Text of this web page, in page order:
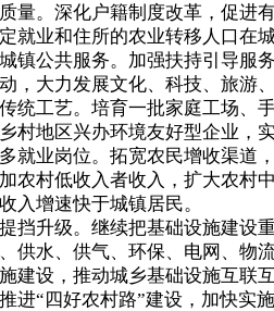
量。深化户籍制度改革，促进
就业和住所的农业转移人口在
镇公共服务。加强扶持引导服
，大力发展文化、科技、旅游
统工艺。培育一批家庭工场、
村地区兴办环境友好型企业，
就业岗位。拓宽农民增收渠道
农村低收入者收入，扩大农村
入增速快于城镇居民。
挡升级。继续把基础设施建设
供水、供气、环保、电网、物
建设，推动城乡基础设施互联
进“四好农村路”建设，加快实